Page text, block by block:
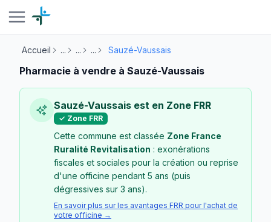
Accueil ... ... ... Sauzé-Vaussais
Pharmacie à vendre à Sauzé-Vaussais
Sauzé-Vaussais est en Zone FRR
✓ Zone FRR
Cette commune est classée Zone France
Ruralité Revitalisation : exonérations
fiscales et sociales pour la création ou reprise
d'une officine pendant 5 ans (puis
dégressives sur 3 ans).
En savoir plus sur les avantages FRR pour l'achat de
votre officine →